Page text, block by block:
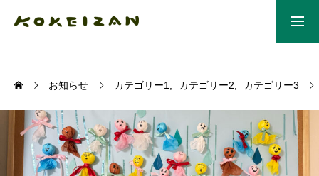
合同会社虎渓山について
お知らせ カテゴリー1 カテゴリー2 カテゴリー3